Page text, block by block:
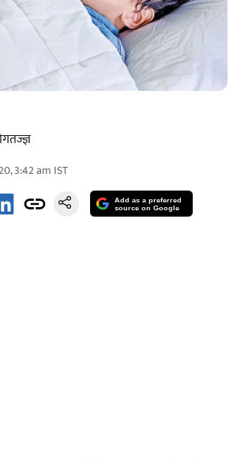
3:42 am IST
Add as a preferred
source on Google